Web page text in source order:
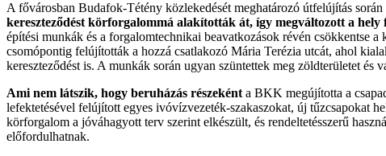
A fővárosban Budafok-Tétény közlekedését meghatározó útfelújítás
kereszteződést körforgalommá alakították át, így megváltozott a
építési munkák és a forgalomtechnikai beavatkozások révén csökkentse
csomópontig felújították a hozzá csatlakozó Mária Terézia utcát, ahol
kereszteződést is. A munkák során ugyan szüntettek meg zöldterületet és
Ami nem látszik, hogy beruházás részeként a BKK megújította a
lefektetésével felújított egyes ivóvízvezeték-szakaszokat, új tűzcsapokat
körforgalom a jóváhagyott terv szerint elkészült, és rendeltetésszerű
előfordulhatnak.